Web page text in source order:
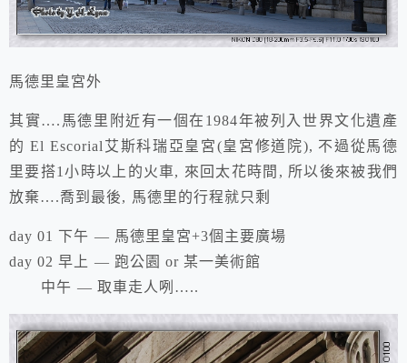
馬德里 皇宮外
其實….馬德里附近有一個在1984年被列入世界文化遺產
的 El Escorial艾斯科瑞亞皇宮(皇宮修道院), 不過從馬德
里要搭1小時以上的火車, 來回太花時間, 所以後來被我們
放棄….喬到最後, 馬德里的行程就只剩
day 01 下午 — 馬德里皇宮+3個主要廣場
day 02 早上 — 跑公園 or 某一美術館
中午 — 取車走人咧…..